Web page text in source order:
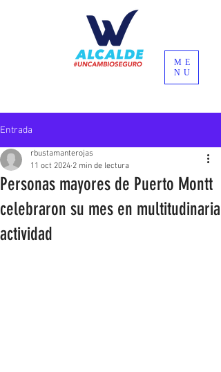
ME
NU
Entrada
Personas mayores de Puerto Montt
celebraron su mes en multitudinaria
actividad
rbustamanterojas
11 oct 2024 2 min de lectura